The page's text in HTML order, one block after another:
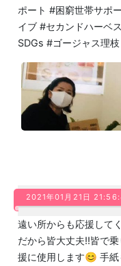
ポート #困窮世帯サポ
イブ #セカンドハーベ
SDGs #ゴージャス理枝
2021年01月21日
遠い所からも応援して
だから皆大丈夫‼️皆で
援に使用します😊 手紙